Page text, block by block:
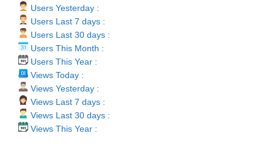
Users Yesterday :
Users Last 7 days :
Users Last 30 days :
Users This Month :
Users This Year :
Views Today :
Views Yesterday :
Views Last 7 days :
Views Last 30 days :
Views This Year :